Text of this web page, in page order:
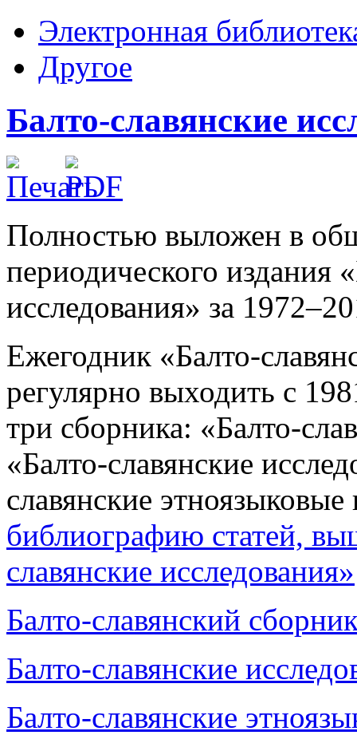
Электронная
Другое
Балто-славянские
Полностью выложен в
периодического издания
исследования» за
Ежегодник «Балто-
регулярно выходить с
три сборника: «Балто-
«Балто-славянские
славянские
библиографию статей,
славянские исследования»
Балто-славянский
Балто-славянские
Балто-славянские